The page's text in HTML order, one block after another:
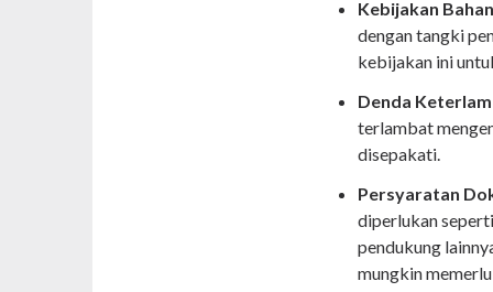
Kebijakan
dengan tangki
kebijakan ini
Denda
terlambat
disepakati.
Persyaratan
diperlukan
pendukung
mungkin